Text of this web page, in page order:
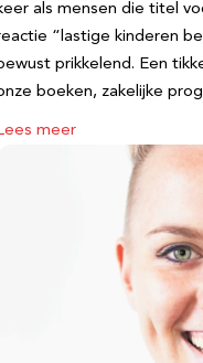
als mensen die titel
“lastige kinderen
prikkelend. Een
boeken, zakelijke
meer